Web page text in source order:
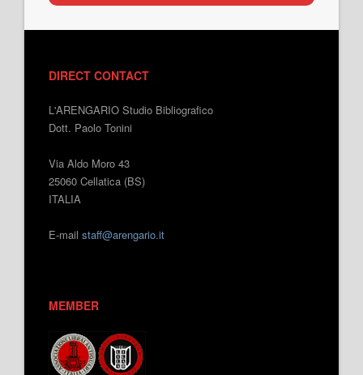
DIRECT CONTACT
L'ARENGARIO Studio Bibliografico
Dott. Paolo Tonini
Via Aldo Moro 43
25060 Cellatica (BS)
ITALIA
E-mail staff@arengario.it
MEMBER